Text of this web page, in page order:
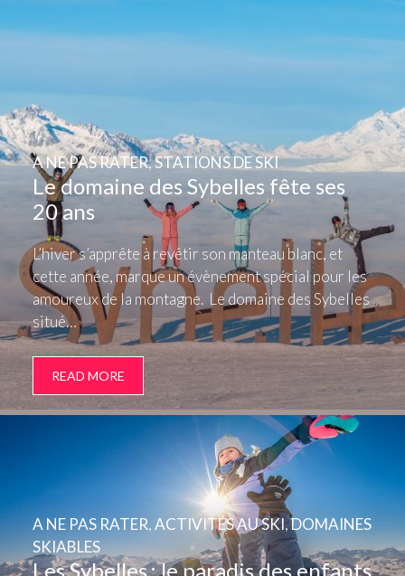
Le domaine des Sybelles fête ses
20 ans
A NE PAS RATER,STATIONS DE SKI
L’hiver s’apprête à revêtir son manteau blanc, et
cette année, marque un évènement spécial pour les
amoureux de la montagne. Le domaine des Sybelles
situé…
READ MORE
Les Sybelles : le paradis des enfants
A NE PAS RATER,ACTIVITÉS AU SKI,DOMAINES
SKIABLES